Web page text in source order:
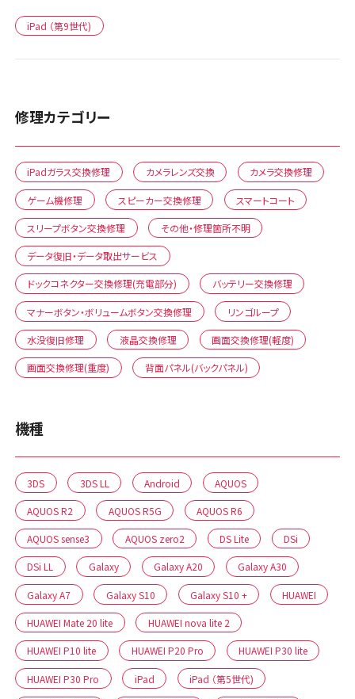
iPad （第9世代)
修理カテゴリー
iPadガラス交換修理 カメラレンズ交換 カメラ交換修理
ゲーム機修理 スピーカー交換修理 スマートコート
スリープボタン交換修理 その他・修理箇所不明
データ復旧・データ取出サービス
ドックコネクター交換修理(充電部分) バッテリー交換修理
マナーボタン・ボリュームボタン交換修理 リンゴループ
水没復旧修理 液晶交換修理 画面交換修理(軽度)
画面交換修理(重度) 背面パネル(バックパネル)
機種
3DS 3DS LL Android AQUOS
AQUOS R2 AQUOS R5G AQUOS R6
AQUOS sense3 AQUOS zero2 DS Lite DSi
DSi LL Galaxy Galaxy A20 Galaxy A30
Galaxy A7 Galaxy S10 Galaxy S10 + HUAWEI
HUAWEI Mate 20 lite HUAWEI nova lite 2
HUAWEI P10 lite HUAWEI P20 Pro HUAWEI P30 lite
HUAWEI P30 Pro iPad iPad （第5世代)